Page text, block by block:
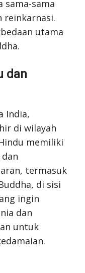
sama-sama
reinkarnasi.
utama
dan
India,
di wilayah
memiliki
termasuk
di sisi
ingin
dan
untuk